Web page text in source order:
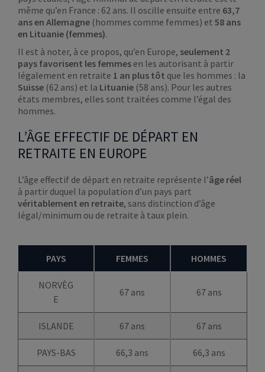
même qu’en France : 62 ans. Il oscille ensuite entre 63,7
ans en Allemagne (hommes comme femmes) et 58 ans
en Lituanie (femmes).
Il est à noter, à ce propos, qu’en Europe, seulement 2
pays favorisent les femmes en les autorisant à partir
légalement en retraite 1 an plus tôt que les hommes : la
Suisse (62 ans) et la Lituanie (58 ans). Pour les autres
états membres, elles sont traitées comme l’égal des
hommes.
L’ÂGE EFFECTIF DE DÉPART EN
RETRAITE EN EUROPE
L’âge effectif de départ en retraite représente l’âge réel
à partir duquel la population d’un pays part
véritablement en retraite, sans distinction d’âge
légal/minimum ou de retraite à taux plein.
PAYS FEMMES HOMMES
NORVÈG
E
67 ans 67 ans
ISLANDE 67 ans 67 ans
PAYS-BAS 66,3 ans 66,3 ans